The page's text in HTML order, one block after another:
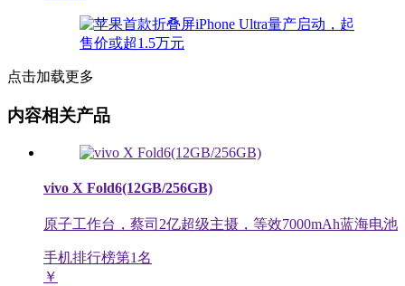
点击加载更多
内容相关产品
vivo X Fold6(12GB/256GB)
原子工作台，蔡司2亿超级主摄，等效7000mAh蓝海电池
手机排行榜第1名
￥